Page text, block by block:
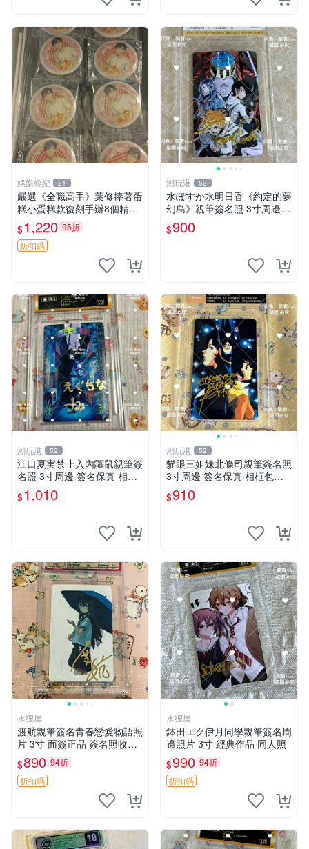
娛樂經紀 21
嚴選《全職高手》葉修捧著蛋
糕小蛋糕款復刻手辦8個精品
收藏 心耀共鳴 葉修 古早蛋糕
$1,220 95折
折扣碼
潮玩港 52
水ぽすか水明日香《約定的夢
幻島》親筆簽名照 3寸周邊照
片 簽名真跡 約束のネバーラ
ンド 周邊 照片收藏 水明日香
$900
潮玩港 52
江口夏実禁止入內鼴鼠親筆簽
名照 3寸周邊 簽名保真 相框
包裝 禁止入內 麵簽 周邊 親
筆簽名 時尚周邊 原裝卡磚
$1,010
潮玩港 52
貓眼三姐妹北條司親筆簽名照
3寸周邊 簽名保真 相框包裝
貓眼三姐妹 北條司 周邊 貓眼
三姐妹 簽名照 包裝相框
$910
水狸屋
渡航親筆簽名青春戀愛物語照
片 3寸 面簽正品 簽名照收藏
推薦 電腦 動畫 原創漫畫
$890 94折
折扣碼
水狸屋
鉢田エク伊月同學親筆簽名周
邊照片 3寸 經典作品 同人照
$990 94折
折扣碼